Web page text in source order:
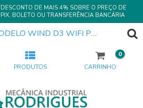
DE MAIS 4% SOBRE O PREÇO DE
BOLETO OU TRANSFERÊNCIA BANCÁRIA
COMBO UPX MODELO WIND D3 WIFI PLUS
PRODUTOS CARRINHO
0